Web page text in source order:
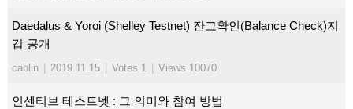
Daedalus & Yoroi (Shelley Testnet) 잔고확인(Balance Check)지
갑 공개
cablin 2019.11.15 Votes 1 Views 10070
인센티브 테스트넷 : 그 의미와 참여 방법